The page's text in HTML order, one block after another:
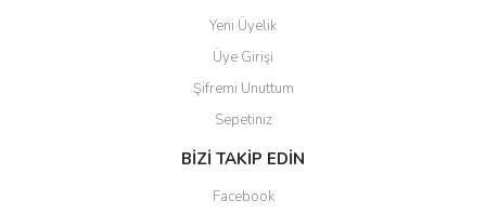
Yeni Üyelik
Üye Girişi
Şifremi Unuttum
Sepetiniz
BİZİ TAKİP EDİN
Facebook